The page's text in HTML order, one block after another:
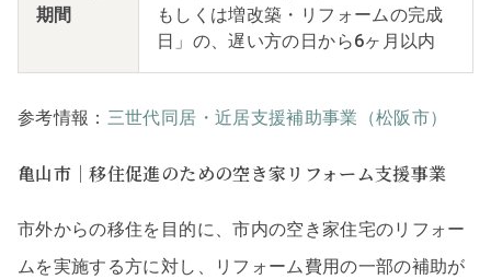
期間
もしくは増改築・リフォームの完成
日」の、遅い方の日から6ヶ月以内
参考情報： 三世代同居・近居支援補助事業（松阪市）
亀山市｜移住促進のための空き家リフォーム支援事業
市外からの移住を目的に、市内の空き家住宅のリフォー
ムを実施する方に対し、リフォーム費用の一部の補助が